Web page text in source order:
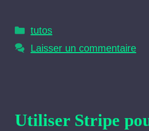
Catégories
tutos
Laisser un commentaire
Utiliser Stripe